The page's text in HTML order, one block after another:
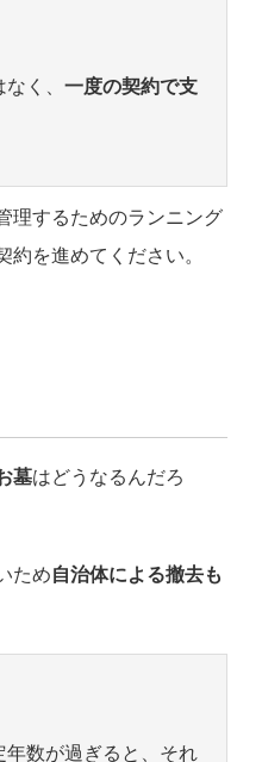
く、 一度の契約で支
理するためのランニング
を進めてください。
墓はどうなるんだろ
ため自治体による撤去も
年数が過ぎると、それ